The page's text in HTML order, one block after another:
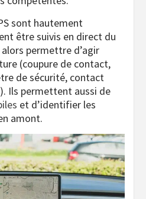
sont hautement
être suivis en direct du
permettre d’agir
(coupure de contact,
de sécurité, contact
Ils permettent aussi de
et d’identifier les
amont.